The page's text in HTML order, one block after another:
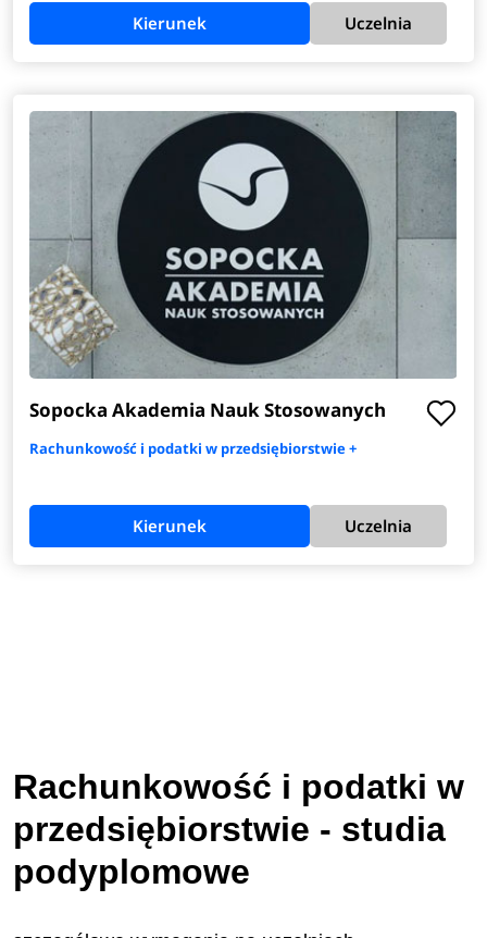
Kierunek Uczelnia
Sopocka Akademia Nauk Stosowanych
Rachunkowość i podatki w przedsiębiorstwie +
Kierunek Uczelnia
Rachunkowość i podatki w
przedsiębiorstwie - studia
podyplomowe